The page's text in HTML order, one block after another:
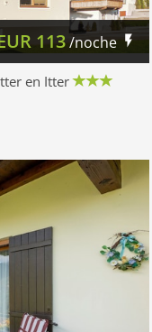
113/noche
en Itter